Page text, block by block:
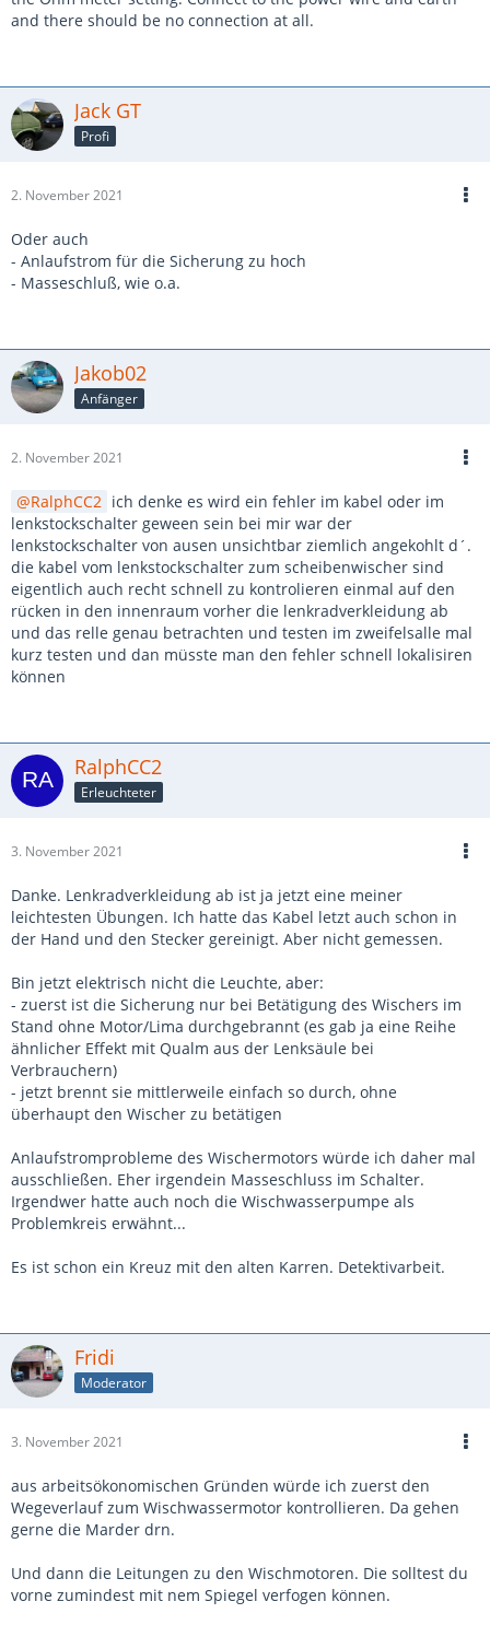
and there should be no connection at all.
Jack GT
Profi
2. November 2021
Oder auch
- Anlaufstrom für die Sicherung zu hoch
- Masseschluß, wie o.a.
Jakob02
Anfänger
2. November 2021
RalphCC2 ich denke es wird ein fehler im kabel oder im
lenkstockschalter geween sein bei mir war der
lenkstockschalter von ausen unsichtbar ziemlich angekohlt d´.
die kabel vom lenkstockschalter zum scheibenwischer sind
eigentlich auch recht schnell zu kontrolieren einmal auf den
rücken in den innenraum vorher die lenkradverkleidung ab
und das relle genau betrachten und testen im zweifelsalle mal
kurz testen und dan müsste man den fehler schnell lokalisiren
können
RalphCC2
Erleuchteter
3. November 2021
Danke. Lenkradverkleidung ab ist ja jetzt eine meiner
leichtesten Übungen. Ich hatte das Kabel letzt auch schon in
der Hand und den Stecker gereinigt. Aber nicht gemessen.
Bin jetzt elektrisch nicht die Leuchte, aber:
- zuerst ist die Sicherung nur bei Betätigung des Wischers im
Stand ohne Motor/Lima durchgebrannt (es gab ja eine Reihe
ähnlicher Effekt mit Qualm aus der Lenksäule bei
Verbrauchern)
- jetzt brennt sie mittlerweile einfach so durch, ohne
überhaupt den Wischer zu betätigen
Anlaufstromprobleme des Wischermotors würde ich daher mal
ausschließen. Eher irgendein Masseschluss im Schalter.
Irgendwer hatte auch noch die Wischwasserpumpe als
Problemkreis erwähnt...
Es ist schon ein Kreuz mit den alten Karren. Detektivarbeit.
Fridi
Moderator
3. November 2021
aus arbeitsökonomischen Gründen würde ich zuerst den
Wegeverlauf zum Wischwassermotor kontrollieren. Da gehen
gerne die Marder drn.
Und dann die Leitungen zu den Wischmotoren. Die solltest du
vorne zumindest mit nem Spiegel verfogen können.